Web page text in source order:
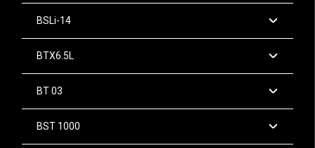
BSLi-14
BTX6.5L
BT 03
BST 1000